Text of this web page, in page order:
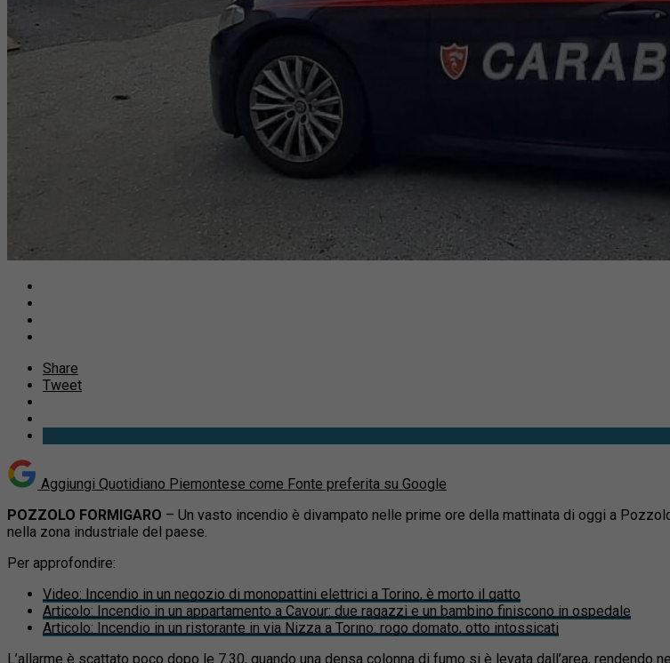
Share
Tweet
Aggiungi Quotidiano Piemontese come Fonte preferita su Google
POZZOLO FORMIGARO – Un vasto incendio è divampato nelle prime ore della mattinata di oggi a
nella zona industriale del paese.
Per approfondire:
Video: Incendio in un negozio di monopattini elettrici a Torino, è morto il gatto
Articolo: Incendio in un appartamento a Cavour: due ragazzi e un bambino finiscono in ospedale
Articolo: Incendio in un ristorante in via Nizza a Torino: rogo domato, otto intossicati
L’allarme è scattato poco dopo le 7.30, quando una densa colonna di fumo si è levata dall’area,